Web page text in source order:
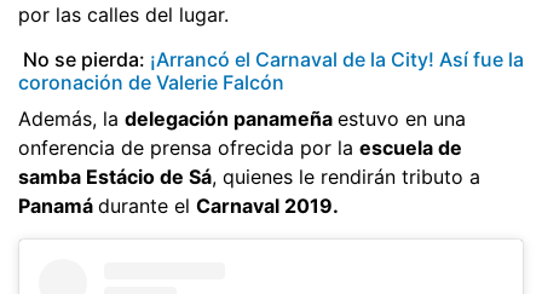
por las calles del lugar.
No se pierda: ¡Arrancó el Carnaval de la City! Así fue la
coronación de Valerie Falcón
Además, la delegación panameña estuvo en una
onferencia de prensa ofrecida por la escuela de
samba Estácio de Sá, quienes le rendirán tributo a
Panamá durante el Carnaval 2019.